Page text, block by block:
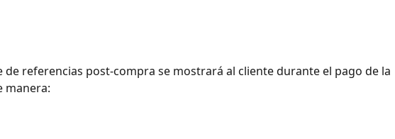
de referencias post-compra se mostrará al cliente durante el pago de la
manera: